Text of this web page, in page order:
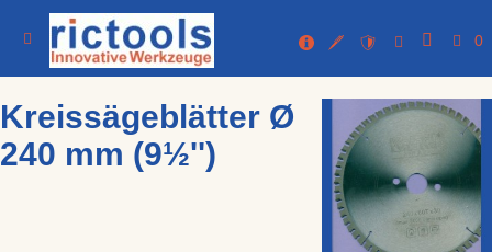
0
Kreissägeblätter Ø
240 mm (9½'')